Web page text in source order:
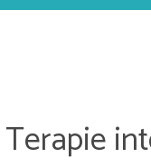
Terapie